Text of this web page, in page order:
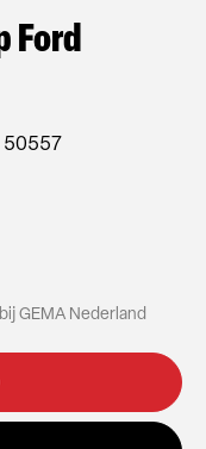
Ford
50557
GEMA Nederland